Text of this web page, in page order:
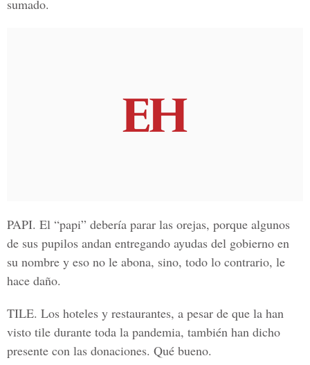
sumado.
PAPI. El “papi” debería parar las orejas, porque algunos
de sus pupilos andan entregando ayudas del gobierno en
su nombre y eso no le abona, sino, todo lo contrario, le
hace daño.
TILE. Los hoteles y restaurantes, a pesar de que la han
visto tile durante toda la pandemia, también han dicho
presente con las donaciones. Qué bueno.